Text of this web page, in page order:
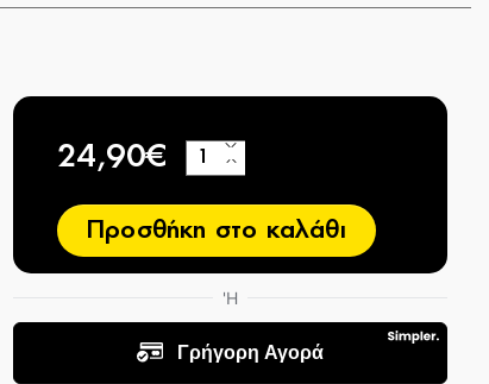
24,90€ −
+
Προσθήκη στο καλάθι